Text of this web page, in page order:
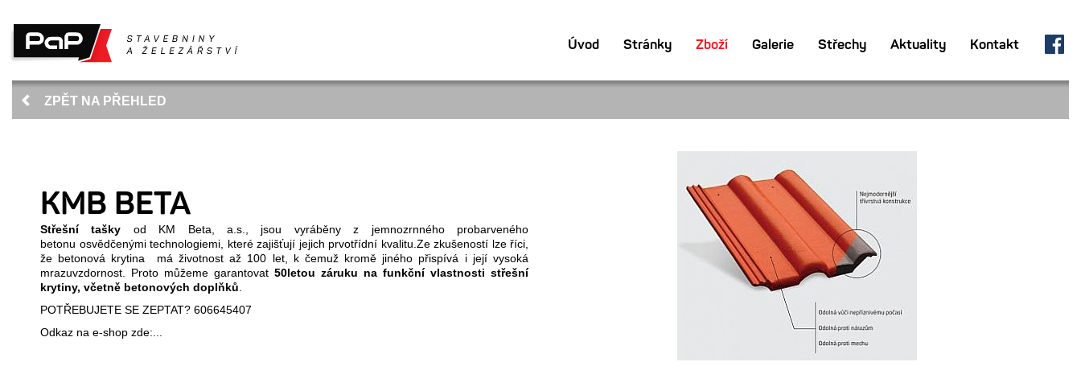
Úvod Stránky Zboží Galerie Střechy Aktuality Kontakt
ZPĚT NA PŘEHLED
KMB BETA
Střešní tašky od KM Beta, a.s., jsou vyráběny z jemnozrnného probarveného
betonu osvědčenými technologiemi, které zajišťují jejich prvotřídní kvalitu.Ze zkušeností lze říci,
že betonová krytina má životnost až 100 let, k čemuž kromě jiného přispívá i její vysoká
mrazuvzdornost. Proto můžeme garantovat 50letou záruku na funkční vlastnosti střešní
krytiny, včetně betonových doplňků
POTŘEBUJETE SE ZEPTAT? 606645407
Odkaz na e-shop zde:...